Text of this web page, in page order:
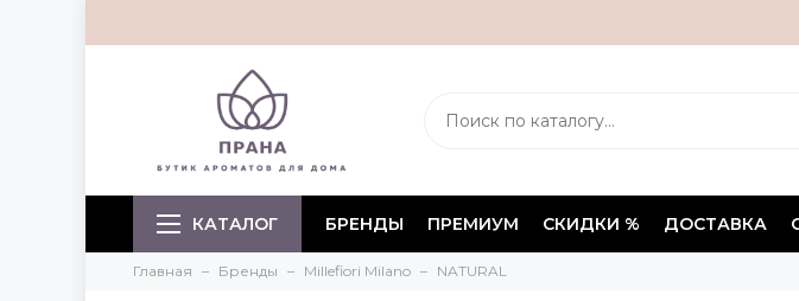
КАТАЛОГ БРЕНДЫ ПРЕМИУМ СКИДКИ % ДОСТАВКА
Главная Бренды Millefiori Milano NATURAL